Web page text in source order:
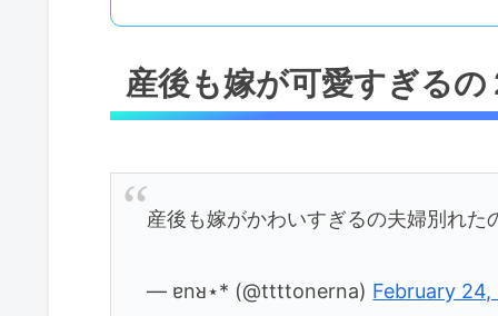
産後も嫁が可愛すぎる
産後も嫁がかわいすぎるの夫婦別れ
— ɐnᴚ⋆* (@ttttonerna) February